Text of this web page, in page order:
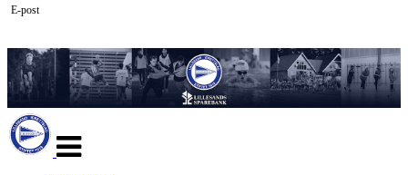
navigasjon
E-post